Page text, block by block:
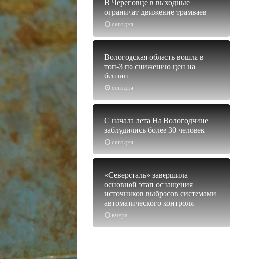
сегодня
В Череповце в выходные
ограничат движение трамваев
сегодня
Вологодская область вошла в
топ-3 по снижению цен на
бензин
сегодня
С начала лета На Вологодчине
заблудились более 30 человек
вчера
«Северсталь» завершила
основной этап оснащения
источников выбросов системами
автоматического контроля